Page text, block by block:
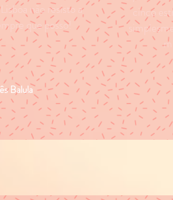
não resisto a
que posso!
cinco
Balula